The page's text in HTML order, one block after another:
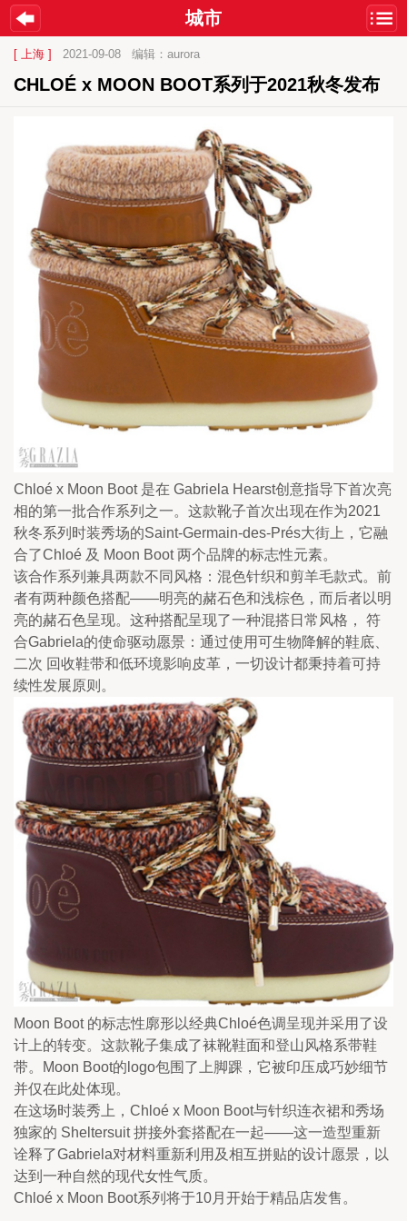
城市
[ 上海 ] 2021-09-08 编辑：aurora
CHLOÉ x MOON BOOT系列于2021秋冬发布
Chloé x Moon Boot 是在 Gabriela Hearst创意指导下首次亮
相的第一批合作系列之一。这款靴子首次出现在作为2021
秋冬系列时装秀场的Saint-Germain-des-Prés大街上，它融
合了Chloé 及 Moon Boot 两个品牌的标志性元素。
该合作系列兼具两款不同风格：混色针织和剪羊毛款式。前
者有两种颜色搭配——明亮的赭石色和浅棕色，而后者以明
亮的赭石色呈现。这种搭配呈现了一种混搭日常风格， 符
合Gabriela的使命驱动愿景：通过使用可生物降解的鞋底、
二次 回收鞋带和低环境影响皮革，一切设计都秉持着可持
续性发展原则。
Moon Boot 的标志性廓形以经典Chloé色调呈现并采用了设
计上的转变。这款靴子集成了袜靴鞋面和登山风格系带鞋
带。Moon Boot的logo包围了上脚踝，它被印压成巧妙细节
并仅在此处体现。
在这场时装秀上，Chloé x Moon Boot与针织连衣裙和秀场
独家的 Sheltersuit 拼接外套搭配在一起——这一造型重新
诠释了Gabriela对材料重新利用及相互拼贴的设计愿景，以
达到一种自然的现代女性气质。
Chloé x Moon Boot系列将于10月开始于精品店发售。